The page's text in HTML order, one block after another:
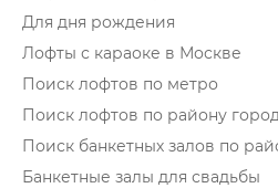
Для дня рождения
Лофты с караоке в Москве
Поиск лофтов по метро
Поиск лофтов по району
Поиск банкетных залов по
Банкетные залы для свадьбы